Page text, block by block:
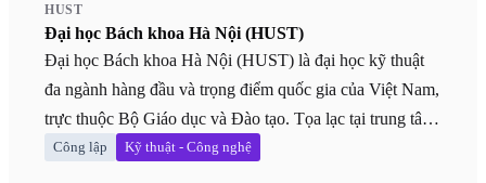
HUST
Đại học Bách khoa Hà Nội (HUST)
Đại học Bách khoa Hà Nội (HUST) là đại học kỹ thuật
đa ngành hàng đầu và trọng điểm quốc gia của Việt Nam,
trực thuộc Bộ Giáo dục và Đào tạo. Tọa lạc tại trung tâm
thủ đô Hà Nội, HUST sở hữu khuôn viên rộng lớn, rợp
Công lập Kỹ thuật - Công nghệ